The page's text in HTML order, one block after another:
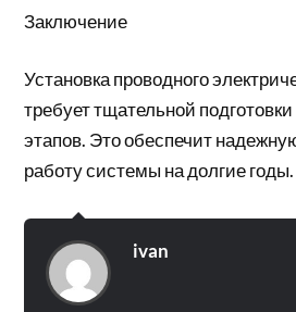
Заключение
Установка проводного
требует тщательной
этапов. Это обеспечит
работу системы на долгие годы.
ivan